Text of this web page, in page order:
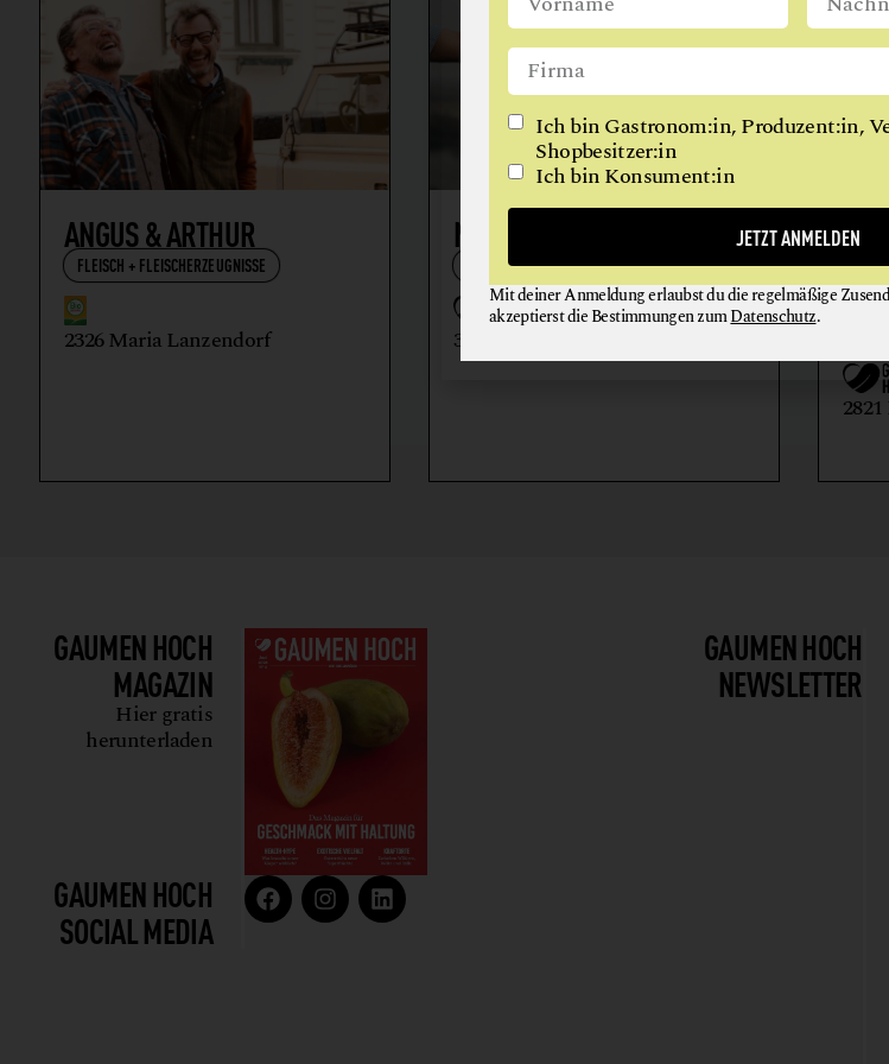
WIEN
ANGUS & ARTHUR
FLEISCH + FLEISCHERZEUGNISSE
2326 Maria Lanzendorf
NIKOLAIHOF
3512 Mautern an der Donau
EIER
GAUMEN HOCH
MAGAZIN
Hier gratis
herunterladen
GAUMEN HOCH
SOCIAL MEDIA
GAUMEN HOCH
NEWSLETTER
Ich bin Gastronom:in, Produzent:in,
Shopbesitzer:in
Ich bin Konsument:in
JETZT ANMELDEN
Mit deiner Anmeldung erlaubst du die regelmäßige
akzeptierst die Bestimmungen zumDatenschutz.